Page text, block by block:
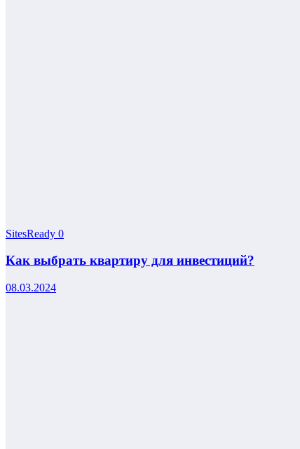
SitesReady 0
Как выбрать квартиру для инвестиций?
08.03.2024